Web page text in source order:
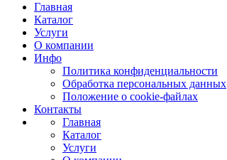
Главная
Каталог
Услуги
О компании
Инфо
Политика конфиденциальности
Обработка персональных данных
Положение о cookie-файлах
Контакты
Главная
Каталог
Услуги